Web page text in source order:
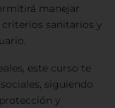
manejar
sanitarios y
este curso te
siguiendo
y